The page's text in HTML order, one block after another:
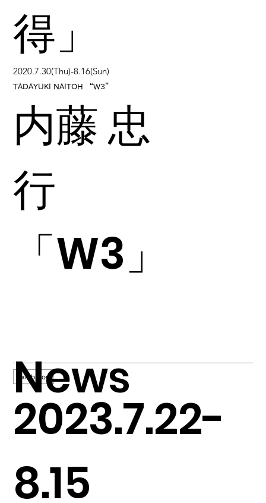
News
2023.7.22-
8.15
Exhibition
得」
2020.7.30(Thu)-8.16(Sun)
TADAYUKI NAITOH “W3”
内藤 忠
行
「W3」